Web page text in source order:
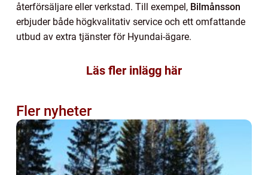
återförsäljare eller verkstad. Till exempel, Bilmånsson
erbjuder både högkvalitativ service och ett omfattande
utbud av extra tjänster för Hyundai-ägare.
Läs fler inlägg här
Fler nyheter